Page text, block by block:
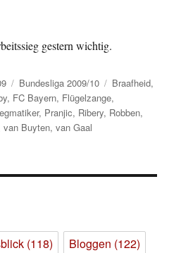
gestern wichtig.
Kategorien
Bundesliga 2009/10 Schlagwörter
Braafheid,
, FC Bayern, Flügelzange,
, Pranjic, Ribery, Robben,
van Buyten,van Gaal
(118) Bloggen (122)